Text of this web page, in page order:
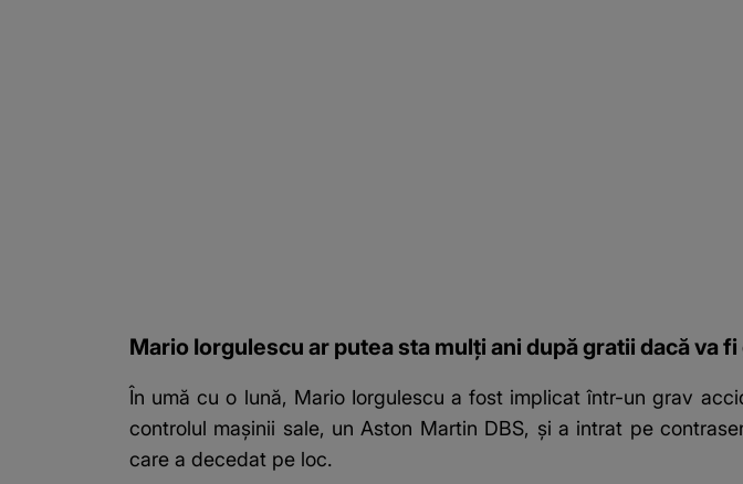
Mario Iorgulescu ar putea sta mulți ani după gratii dacă va
În umă cu o lună, Mario Iorgulescu a fost implicat într-un grav
controlul mașinii sale, un Aston Martin DBS, și a intrat pe
care a decedat pe loc.